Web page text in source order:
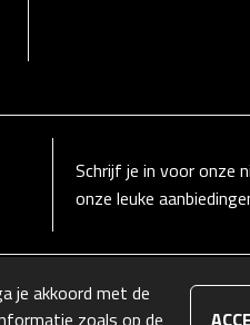
Schrijf je in voor onze
onze leuke
je akkoord met de
zoals op de